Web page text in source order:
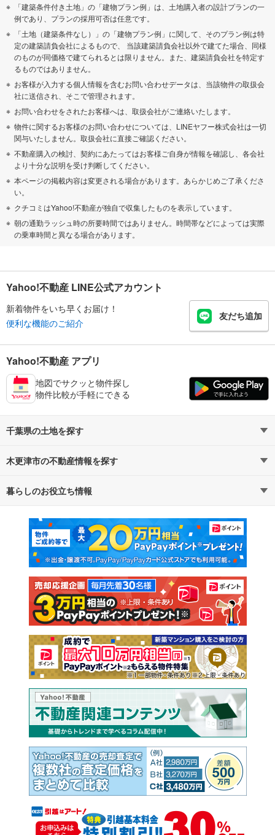
「建築条件付き土地」の「建物プラン例」は、土地購入者の設計プランの一
例であり、プランの採用可否は任意です。
「土地（建築条件なし）」の「建物プラン例」に関して、そのプラン例は特
定の建築請負会社によるもので、 当該建築請負会社以外で建てた場合、同様
のものが同価格で建てられるとは限りません。また、建築請負会社を特定す
るものではありません。
お客様が入力する個人情報を含むお問い合わせデータは、当該物件の取扱会
社に送信され、そこで管理されます。
お問い合わせをされたお客様へは、取扱会社がご連絡いたします。
物件に関するお客様のお問い合わせについては、LINEヤフー株式会社は一切
関与いたしません。取扱会社に直接ご確認ください。
不動産購入の検討、契約にあたってはお客様ご自身が情報を確認し、各会社
より十分な説明を受け判断してください。
本ページの掲載内容は変更される場合があります。あらかじめご了承くださ
い。
クチコミはYahoo!不動産が独自で収集したものを表示しています。
朝の通勤ラッシュ時の所要時間ではありません。時間帯などによっては実際
の乗車時間と異なる場合があります。
Yahoo!不動産 LINE公式アカウント
新着物件をいち早くお届け！
便利な機能のご紹介
友だち追加
Yahoo!不動産 アプリ
地図でサクッと物件探し
物件比較が手軽にできる
千葉県の土地を探す
路線・駅から探す
通勤・通学時間から探す
木更津市の不動産情報を探す
不動産・住宅
新築マンション 中古マンション
新築一戸建て 中古一戸建て
注文住宅 土地
売却査定
暮らしのお役立ち情報
マンションカタログ 教えて！住まいの先生